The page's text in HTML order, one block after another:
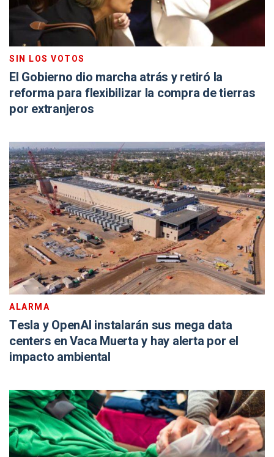
SIN LOS VOTOS
El Gobierno dio marcha atrás y retiró la
reforma para flexibilizar la compra de tierras
por extranjeros
ALARMA
Tesla y OpenAI instalarán sus mega data
centers en Vaca Muerta y hay alerta por el
impacto ambiental